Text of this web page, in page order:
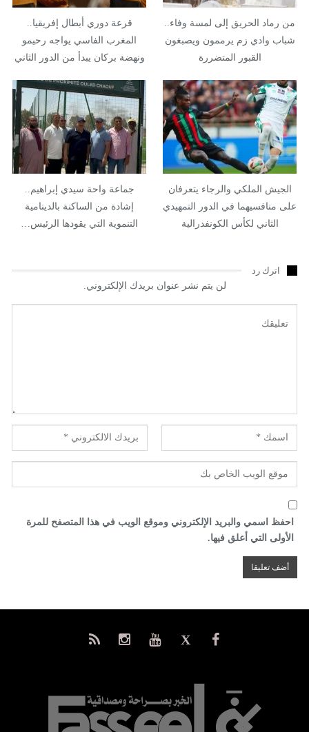
من رماد الحريق إلى لمسة وفاء..
شباب وادي زم يرممون ويصبغون
القبور المتضررة
قرعة دوري أبطال إفريقيا..
المغرب الفاسي يواجه رحيمو
ونهضة بركان يبدأ من الدور الثاني
الجيش الملكي والرجاء يتعرفان
على منافسيهما في الدور التمهيدي
الثاني لكأس الكونفدرالية
جماعة واحة سيدي إبراهيم..
إشادة من الساكنة بالدينامية
التنموية التي يقودها الرئيس…
اترك رد
لن يتم نشر عنوان بريدك الإلكتروني.
احفظ اسمي والبريد الإلكتروني وموقع الويب في هذا المتصفح للمرة
الأولى التي أعلق فيها.